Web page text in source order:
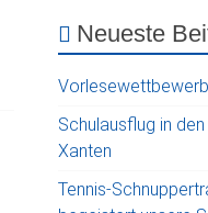
Neueste
Schulausflug in
Xanten
Tennis-